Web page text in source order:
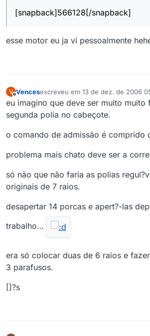
[snapback]566128[/snapback]
esse motor eu ja vi pessoalmente
V
Offline
Vencesescreveu em 13 de dez. de 2006
última edição por
eu imagino que deve ser muito muito
segunda polia no cabeçote.
o comando de admissão é comprido
problema mais chato deve ser a
só não que não faria as polias
originais de 7 raios.
desapertar 14 porcas e apert?-las
trabalho…
era só colocar duas de 6 raios e
3 parafusos.
[]?s